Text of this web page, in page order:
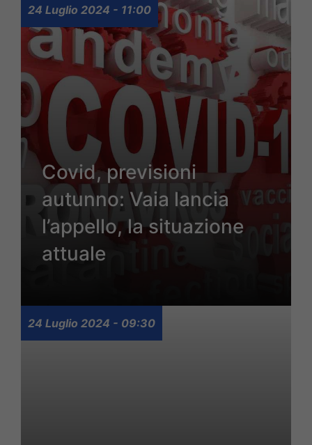
24 Luglio 2024 - 11:00
Covid, previsioni
autunno: Vaia lancia
l’appello, la situazione
attuale
24 Luglio 2024 - 09:30